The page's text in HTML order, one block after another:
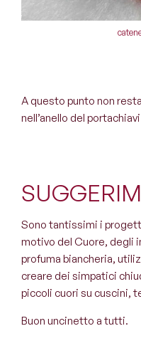
A questo punto non
nell’anello del
Sono tantissimi i
motivo del Cuore, degli
profuma biancheria,
creare dei simpatici
piccoli cuori su cuscini,
Buon uncinetto a tutti.